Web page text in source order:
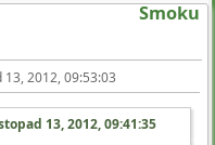
Smoku
13, 2012, 09:53:03
13, 2012, 09:41:35